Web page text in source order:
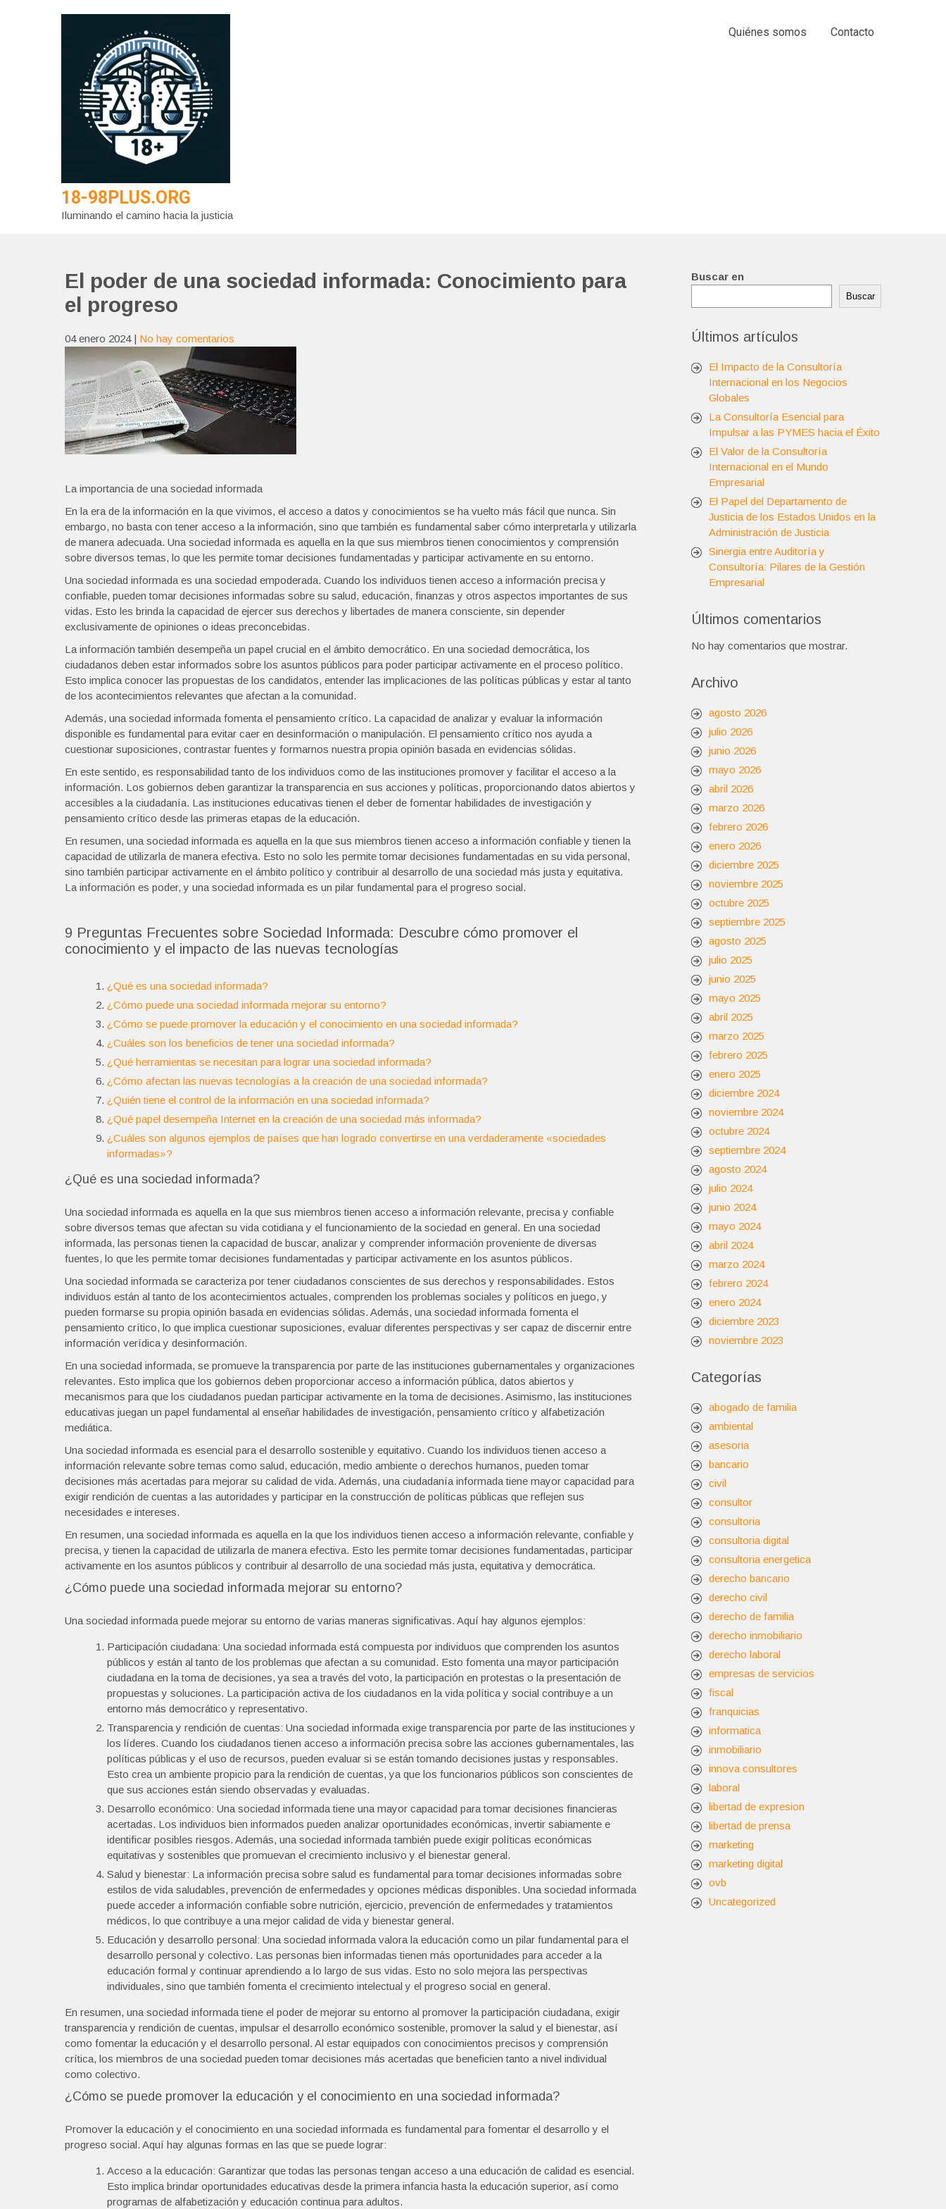
18-98PLUS.ORG
Iluminando el camino hacia la justicia
Quiénes somos Contacto
El poder de una sociedad informada: Conocimiento para
el progreso
04 enero 2024 | No hay comentarios
La importancia de una sociedad informada
En la era de la información en la que vivimos, el acceso a datos y conocimientos se ha vuelto más fácil que nunca. Sin
embargo, no basta con tener acceso a la información, sino que también es fundamental saber cómo interpretarla y utilizarla
de manera adecuada. Una sociedad informada es aquella en la que sus miembros tienen conocimientos y comprensión
sobre diversos temas, lo que les permite tomar decisiones fundamentadas y participar activamente en su entorno.
Una sociedad informada es una sociedad empoderada. Cuando los individuos tienen acceso a información precisa y
confiable, pueden tomar decisiones informadas sobre su salud, educación, finanzas y otros aspectos importantes de sus
vidas. Esto les brinda la capacidad de ejercer sus derechos y libertades de manera consciente, sin depender
exclusivamente de opiniones o ideas preconcebidas.
La información también desempeña un papel crucial en el ámbito democrático. En una sociedad democrática, los
ciudadanos deben estar informados sobre los asuntos públicos para poder participar activamente en el proceso político.
Esto implica conocer las propuestas de los candidatos, entender las implicaciones de las políticas públicas y estar al tanto
de los acontecimientos relevantes que afectan a la comunidad.
Además, una sociedad informada fomenta el pensamiento crítico. La capacidad de analizar y evaluar la información
disponible es fundamental para evitar caer en desinformación o manipulación. El pensamiento crítico nos ayuda a
cuestionar suposiciones, contrastar fuentes y formarnos nuestra propia opinión basada en evidencias sólidas.
En este sentido, es responsabilidad tanto de los individuos como de las instituciones promover y facilitar el acceso a la
información. Los gobiernos deben garantizar la transparencia en sus acciones y políticas, proporcionando datos abiertos y
accesibles a la ciudadanía. Las instituciones educativas tienen el deber de fomentar habilidades de investigación y
pensamiento crítico desde las primeras etapas de la educación.
En resumen, una sociedad informada es aquella en la que sus miembros tienen acceso a información confiable y tienen la
capacidad de utilizarla de manera efectiva. Esto no solo les permite tomar decisiones fundamentadas en su vida personal,
sino también participar activamente en el ámbito político y contribuir al desarrollo de una sociedad más justa y equitativa.
La información es poder, y una sociedad informada es un pilar fundamental para el progreso social.
9 Preguntas Frecuentes sobre Sociedad Informada: Descubre cómo promover el
conocimiento y el impacto de las nuevas tecnologías
¿Qué es una sociedad informada?
¿Cómo puede una sociedad informada mejorar su entorno?
¿Cómo se puede promover la educación y el conocimiento en una sociedad informada?
¿Cuáles son los beneficios de tener una sociedad informada?
¿Qué herramientas se necesitan para lograr una sociedad informada?
¿Cómo afectan las nuevas tecnologías a la creación de una sociedad informada?
¿Quién tiene el control de la información en una sociedad informada?
¿Qué papel desempeña Internet en la creación de una sociedad más informada?
¿Cuáles son algunos ejemplos de países que han logrado convertirse en una verdaderamente «sociedades
informadas»?
¿Qué es una sociedad informada?
Una sociedad informada es aquella en la que sus miembros tienen acceso a información relevante, precisa y confiable
sobre diversos temas que afectan su vida cotidiana y el funcionamiento de la sociedad en general. En una sociedad
informada, las personas tienen la capacidad de buscar, analizar y comprender información proveniente de diversas
fuentes, lo que les permite tomar decisiones fundamentadas y participar activamente en los asuntos públicos.
Una sociedad informada se caracteriza por tener ciudadanos conscientes de sus derechos y responsabilidades. Estos
individuos están al tanto de los acontecimientos actuales, comprenden los problemas sociales y políticos en juego, y
pueden formarse su propia opinión basada en evidencias sólidas. Además, una sociedad informada fomenta el
pensamiento crítico, lo que implica cuestionar suposiciones, evaluar diferentes perspectivas y ser capaz de discernir entre
información verídica y desinformación.
En una sociedad informada, se promueve la transparencia por parte de las instituciones gubernamentales y organizaciones
relevantes. Esto implica que los gobiernos deben proporcionar acceso a información pública, datos abiertos y
mecanismos para que los ciudadanos puedan participar activamente en la toma de decisiones. Asimismo, las instituciones
educativas juegan un papel fundamental al enseñar habilidades de investigación, pensamiento crítico y alfabetización
mediática.
Una sociedad informada es esencial para el desarrollo sostenible y equitativo. Cuando los individuos tienen acceso a
información relevante sobre temas como salud, educación, medio ambiente o derechos humanos, pueden tomar
decisiones más acertadas para mejorar su calidad de vida. Además, una ciudadanía informada tiene mayor capacidad para
exigir rendición de cuentas a las autoridades y participar en la construcción de políticas públicas que reflejen sus
necesidades e intereses.
En resumen, una sociedad informada es aquella en la que los individuos tienen acceso a información relevante, confiable y
precisa, y tienen la capacidad de utilizarla de manera efectiva. Esto les permite tomar decisiones fundamentadas, participar
activamente en los asuntos públicos y contribuir al desarrollo de una sociedad más justa, equitativa y democrática.
¿Cómo puede una sociedad informada mejorar su entorno?
Una sociedad informada puede mejorar su entorno de varias maneras significativas. Aquí hay algunos ejemplos:
Participación ciudadana: Una sociedad informada está compuesta por individuos que comprenden los asuntos
públicos y están al tanto de los problemas que afectan a su comunidad. Esto fomenta una mayor participación
ciudadana en la toma de decisiones, ya sea a través del voto, la participación en protestas o la presentación de
propuestas y soluciones. La participación activa de los ciudadanos en la vida política y social contribuye a un
entorno más democrático y representativo.
Transparencia y rendición de cuentas: Una sociedad informada exige transparencia por parte de las instituciones y
los líderes. Cuando los ciudadanos tienen acceso a información precisa sobre las acciones gubernamentales, las
políticas públicas y el uso de recursos, pueden evaluar si se están tomando decisiones justas y responsables.
Esto crea un ambiente propicio para la rendición de cuentas, ya que los funcionarios públicos son conscientes de
que sus acciones están siendo observadas y evaluadas.
Desarrollo económico: Una sociedad informada tiene una mayor capacidad para tomar decisiones financieras
acertadas. Los individuos bien informados pueden analizar oportunidades económicas, invertir sabiamente e
identificar posibles riesgos. Además, una sociedad informada también puede exigir políticas económicas
equitativas y sostenibles que promuevan el crecimiento inclusivo y el bienestar general.
Salud y bienestar: La información precisa sobre salud es fundamental para tomar decisiones informadas sobre
estilos de vida saludables, prevención de enfermedades y opciones médicas disponibles. Una sociedad informada
puede acceder a información confiable sobre nutrición, ejercicio, prevención de enfermedades y tratamientos
médicos, lo que contribuye a una mejor calidad de vida y bienestar general.
Educación y desarrollo personal: Una sociedad informada valora la educación como un pilar fundamental para el
desarrollo personal y colectivo. Las personas bien informadas tienen más oportunidades para acceder a la
educación formal y continuar aprendiendo a lo largo de sus vidas. Esto no solo mejora las perspectivas
individuales, sino que también fomenta el crecimiento intelectual y el progreso social en general.
En resumen, una sociedad informada tiene el poder de mejorar su entorno al promover la participación ciudadana, exigir
transparencia y rendición de cuentas, impulsar el desarrollo económico sostenible, promover la salud y el bienestar, así
como fomentar la educación y el desarrollo personal. Al estar equipados con conocimientos precisos y comprensión
crítica, los miembros de una sociedad pueden tomar decisiones más acertadas que beneficien tanto a nivel individual
como colectivo.
¿Cómo se puede promover la educación y el conocimiento en una sociedad informada?
Promover la educación y el conocimiento en una sociedad informada es fundamental para fomentar el desarrollo y el
progreso social. Aquí hay algunas formas en las que se puede lograr:
Acceso a la educación: Garantizar que todas las personas tengan acceso a una educación de calidad es esencial.
Esto implica brindar oportunidades educativas desde la primera infancia hasta la educación superior, así como
programas de alfabetización y educación continua para adultos.
Buscar en
Buscar
Últimos artículos
El Impacto de la Consultoría
Internacional en los Negocios
Globales
La Consultoría Esencial para
Impulsar a las PYMES hacia el Éxito
El Valor de la Consultoría
Internacional en el Mundo
Empresarial
El Papel del Departamento de
Justicia de los Estados Unidos en la
Administración de Justicia
Sinergia entre Auditoría y
Consultoría: Pilares de la Gestión
Empresarial
Últimos comentarios
No hay comentarios que mostrar.
Archivo
agosto 2026
julio 2026
junio 2026
mayo 2026
abril 2026
marzo 2026
febrero 2026
enero 2026
diciembre 2025
noviembre 2025
octubre 2025
septiembre 2025
agosto 2025
julio 2025
junio 2025
mayo 2025
abril 2025
marzo 2025
febrero 2025
enero 2025
diciembre 2024
noviembre 2024
octubre 2024
septiembre 2024
agosto 2024
julio 2024
junio 2024
mayo 2024
abril 2024
marzo 2024
febrero 2024
enero 2024
diciembre 2023
noviembre 2023
Categorías
abogado de familia
ambiental
asesoria
bancario
civil
consultor
consultoria
consultoria digital
consultoria energetica
derecho bancario
derecho civil
derecho de familia
derecho inmobiliario
derecho laboral
empresas de servicios
fiscal
franquicias
informatica
inmobiliario
innova consultores
laboral
libertad de expresion
libertad de prensa
marketing
marketing digital
ovb
Uncategorized